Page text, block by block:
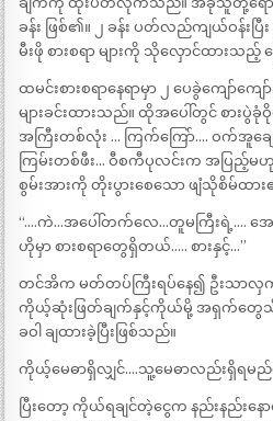
ခန်း ဖြစ်၏။ ၂ ခန်း ပတ်လည်ကျယ်ဝန်း
မီးဖို စားစရာ များကို သိုလှောင်ထားသည့်
ထမင်းစားစရာနေရာမှာ ၂ ပေခွဲကျော်ကျေ
များခင်းထားသည်။ ထိုအပေါ်တွင် စားပွဲခုံ
အကြီးတစ်လုံး … ကြက်ကြော်…. ဝက်အူချေ
ကြမ်းတစ်ဖီး… ဝီစကီပုလင်းက အပြည့်
စွမ်းအားကို တိုးပွားစေသော ဖျံသိုစိမ်ထား
“….ကဲ…အပေါ်တက်လေ…တူမကြီးရဲ့…. အေး
ဟိုမှာ စားစရာတွေရှိတယ်….. စားနှင့်…”
တင်အိက မတ်တပ်ကြီးရပ်နေ၍ ဦးသာ
ကိုယ့်ဆုံးဖြတ်ချက်နှင့်ကိုယ်မို့ အရှက်တွေ
ခဝါ ချထားခဲ့ပြီးဖြစ်သည်။
ကိုယ့်မေဓာရှိလျှင်….သူ့မေဓာလည်းရှိရမည်
ပြီးတော့ ကိုယ်ရချင်တဲ့ငွေက နည်းနည်းန